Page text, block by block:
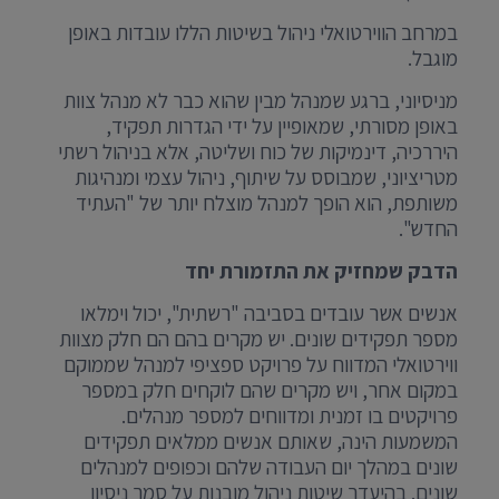
במרחב הווירטואלי ניהול בשיטות הללו עובדות באופן
מוגבל.
מניסיוני, ברגע שמנהל מבין שהוא כבר לא מנהל צוות
באופן מסורתי, שמאופיין על ידי הגדרות תפקיד,
היררכיה, דינמיקות של כוח ושליטה, אלא בניהול רשתי
מטריציוני, שמבוסס על שיתוף, ניהול עצמי ומנהיגות
משותפת, הוא הופך למנהל מוצלח יותר של "העתיד
החדש".
הדבק שמחזיק את התזמורת יחד
אנשים אשר עובדים בסביבה "רשתית", יכול וימלאו
מספר תפקידים שונים. יש מקרים בהם הם חלק מצוות
ווירטואלי המדווח על פרויקט ספציפי למנהל שממוקם
במקום אחר, ויש מקרים שהם לוקחים חלק במספר
פרויקטים בו זמנית ומדווחים למספר מנהלים.
המשמעות הינה, שאותם אנשים ממלאים תפקידים
שונים במהלך יום העבודה שלהם וכפופים למנהלים
שונים. בהיעדר שיטות ניהול מובנות על סמך ניסיון